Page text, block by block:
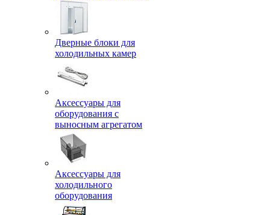
Дверные блоки для
холодильных камер
Аксессуары для
оборудования с
выносным агрегатом
Аксессуары для
холодильного
оборудования